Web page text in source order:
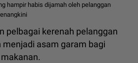
hampir habis dijamah oleh pelanggan
pelbagai kerenah pelanggan
asam garam bagi